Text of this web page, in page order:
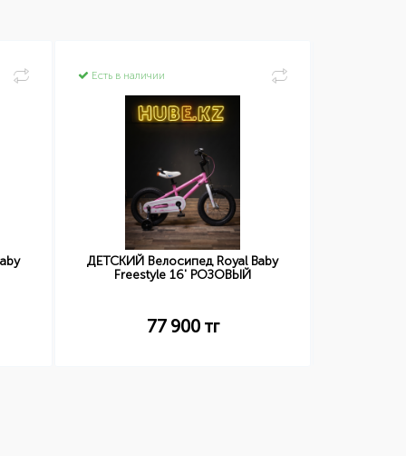
Есть в наличии
ДЕТСКИЙ Велосипед Royal Baby
Freestyle 16' РОЗОВЫЙ
77 900тг